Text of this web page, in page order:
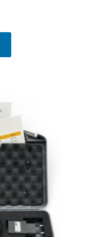
weist
können
auf
der
Produktseite
gewählt
werden